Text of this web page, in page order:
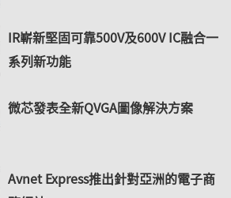
IR嶄新堅固可靠500V及600V IC融合一
系列新功能
微芯發表全新QVGA圖像解決方案
Avnet Express推出針對亞洲的電子商